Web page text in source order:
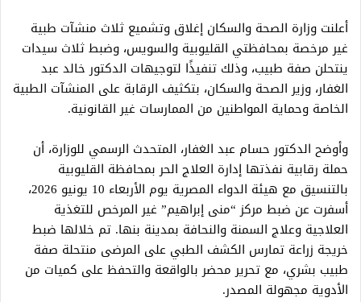
أعلنت وزارة الصحة والسكان إغلاق وتشميع ثلاث منشآت طبية
غير مرخصة بمحافظتي القليوبية والسويس، وضبط ثلاث سيدات
ينتحلن صفة طبيب، وذلك تنفيذًا لتوجيهات الدكتور خالد عبد
الغفار، وزير الصحة والسكان، بتكثيف الرقابة على المنشآت الطبية
الخاصة وحماية المواطنين من الممارسات غير القانونية.
وأوضح الدكتور حسام عبد الغفار، المتحدث الرسمي للوزارة، أن
حملة رقابية نفذتها إدارة العلاج الحر بمحافظة القليوبية
بالتنسيق مع هيئة الدواء المصرية يوم الأربعاء 10 يونيو 2026،
أسفرت عن ضبط مركز “منى إبراهيم” غير المرخص للتغذية
العلاجية وعلاج السمنة والنحافة بمدينة بنها. تم خلالها ضبط
خريجة زراعة تمارس الكشف الطبي على المرضى منتحلة صفة
طبيب بشري، مع تحرير محضر بالواقعة والتحفظ على كميات من
الأدوية مجهولة المصدر.